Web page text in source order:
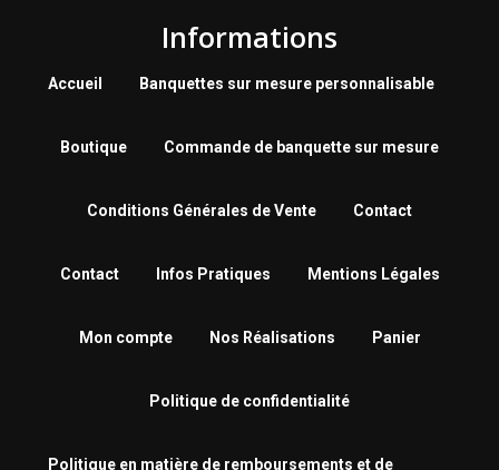
Informations
Accueil Banquettes sur mesure personnalisable
Boutique Commande de banquette sur mesure
Conditions Générales de Vente Contact
Contact Infos Pratiques Mentions Légales
Mon compte Nos Réalisations Panier
Politique de confidentialité
Politique en matière de remboursements et de